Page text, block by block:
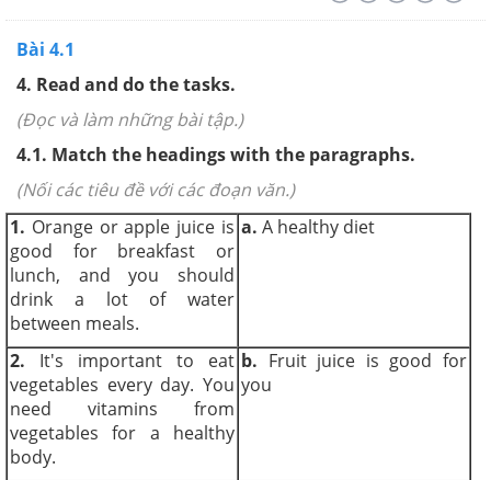
Bài 4.1
4. Read and do the tasks.
(Đọc và làm những bài tập.)
4.1. Match the headings with the paragraphs.
(Nối các tiêu đề với các đoạn văn.)
1. Orange or apple juice is
good for breakfast or
lunch, and you should
drink a lot of water
between meals.
a. A healthy diet
2. It's important to eat
vegetables every day. You
need vitamins from
vegetables for a healthy
body.
b. Fruit juice is good for
you